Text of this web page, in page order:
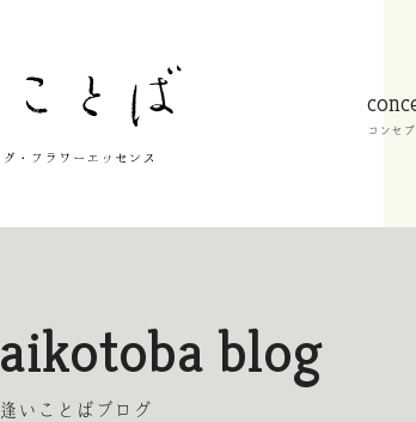
コンセプ
aikotoba blog
逢いことばブログ